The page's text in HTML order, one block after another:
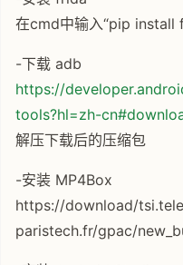
在cmd中输入“pip install
-下载 adb
https://
tools?hl=zh-
解压下载后的压缩包
-安装 MP4Box
https://download/
paristech.fr/gpac/